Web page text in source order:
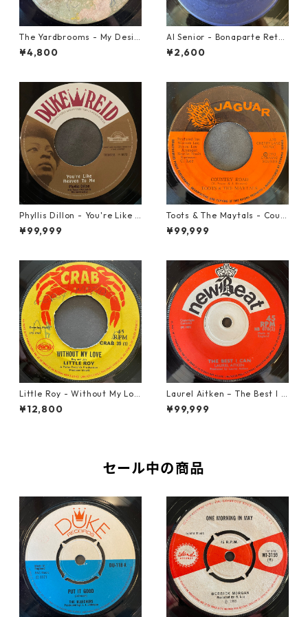
The Yardbrooms - My Desir
e【7-21922】
¥4,800
Al Senior - Bonaparte Retre
at【7-21861】
¥2,600
Phyllis Dillon - You're Like H
eaven To Me【7-21913】
¥99,999
Toots & The Maytals - Coun
try Road【7-21951】
¥99,999
Little Roy - Without My Lov
e【7-21990】
¥12,800
Laurel Aitken ‎– The Best I C
an【7-22012】
¥99,999
セール中の商品